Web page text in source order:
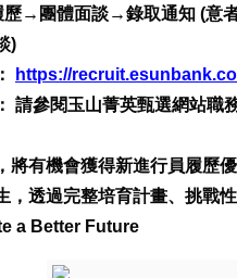
歷→團體面談→錄取通知 (意
)
https://
請參閱玉山菁英甄選網站
將有機會獲得新進行員履歷優
，透過完整培育計畫、挑戰
a Better Future